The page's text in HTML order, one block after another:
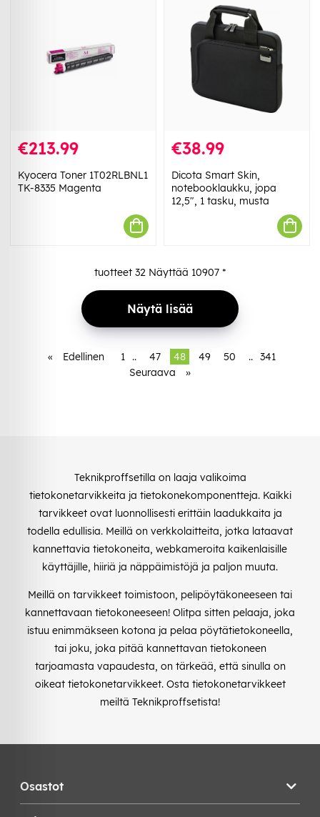
€213.99
Kyocera Toner 1T02RLBNL1
TK-8335 Magenta
€38.99
Dicota Smart Skin,
notebooklaukku, jopa
12,5", 1 tasku, musta
tuotteet 32 Näyttää 10907 *
Näytä lisää
« Edellinen 1 .. 47 48 49 50 .. 341
Seuraava
»
Teknikproffsetilla on laaja valikoima
tietokonetarvikkeita ja tietokonekomponentteja. Kaikki
tarvikkeet ovat luonnollisesti erittäin laadukkaita ja
todella edullisia. Meillä on verkkolaitteita, jotka lataavat
kannettavia tietokoneita, webkameroita kaikenlaisille
käyttäjille, hiiriä ja näppäimistöjä ja paljon muuta.
Meillä on tarvikkeet toimistoon, pelipöytäkoneeseen tai
kannettavaan tietokoneeseen! Olitpa sitten pelaaja, joka
istuu enimmäkseen kotona ja pelaa pöytätietokoneella,
tai joku, joka pitää kannettavan tietokoneen
tarjoamasta vapaudesta, on tärkeää, että sinulla on
oikeat tietokonetarvikkeet. Osta tietokonetarvikkeet
meiltä Teknikproffsetista!
Osastot